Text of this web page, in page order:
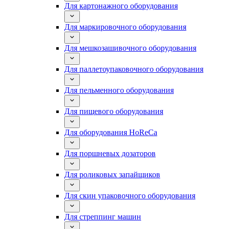
Для картонажного оборудования
Для маркировочного оборудования
Для мешкозашивочного оборудования
Для паллетоупаковочного оборудования
Для пельменного оборудования
Для пищевого оборудования
Для оборудования HoReCa
Для поршневых дозаторов
Для роликовых запайщиков
Для скин упаковочного оборудования
Для стреппинг машин